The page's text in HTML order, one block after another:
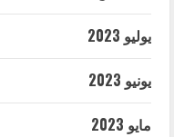
يوليو 2023
يونيو 2023
مايو 2023